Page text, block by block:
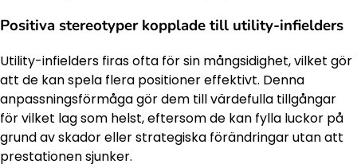
Positiva stereotyper kopplade till utility-infielders
Utility-infielders firas ofta för sin mångsidighet, vilket gör
att de kan spela flera positioner effektivt. Denna
anpassningsförmåga gör dem till värdefulla tillgångar
för vilket lag som helst, eftersom de kan fylla luckor på
grund av skador eller strategiska förändringar utan att
prestationen sjunker.